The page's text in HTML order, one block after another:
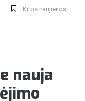
Kitos naujienos
nauja